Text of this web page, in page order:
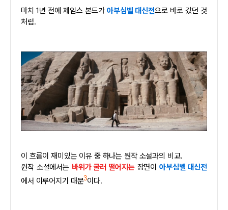
마치 1년 전에 제임스 본드가아부심벨 대신전으로 바로 갔던 것
처럼.
이 흐름이 재미있는 이유 중 하나는 원작 소설과의 비교.
원작 소설에서는 바위가 굴러 떨어지는 장면이 아부심벨 대신전
에서 이루어지기 때문3이다.